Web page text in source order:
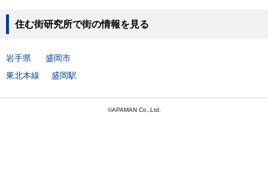
住む街研究所で街の情報を見る
岩手県
盛岡市
東北本線
盛岡駅
©APAMAN Co.,Ltd.